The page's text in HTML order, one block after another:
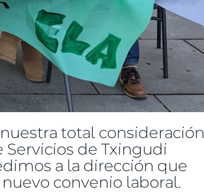
total consideración
de Txingudi
a la dirección que
convenio laboral.